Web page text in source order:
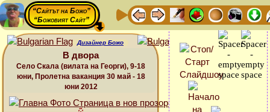
“Сайтът на Божо”
“Божовият Сайт”
Дизайнер Божо
В двора
Село Скала (вилата на Георги), 9-18
юни, Пролетна ваканция 30 май - 18
юни 2012